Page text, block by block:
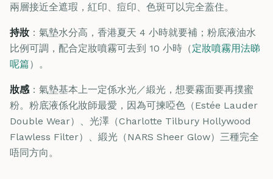
兩層接近全遮瑕，紅印、痘印、色斑可以完全蓋住。
持妝 ：氣墊水分高，香港夏天 4 小時就要補；粉底液油水
比例可調，配合定妝噴霧可去到 10 小時（定妝噴霧用法睇
呢篇）。
妝感 ：氣墊基本上一定係水光／緞光，想要霧面要再撲蜜
粉。粉底液係化妝師最愛，因為可揀啞色（Estée Lauder
Double Wear）、光澤（Charlotte Tilbury Hollywood
Flawless Filter）、緞光（NARS Sheer Glow）三種完全
唔同方向。